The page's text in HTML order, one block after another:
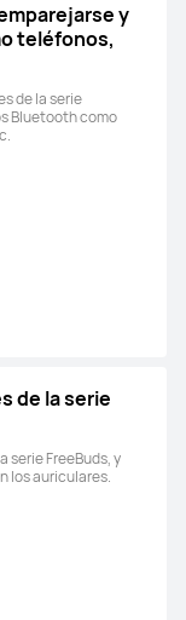
y
teléfonos,
de la serie
Bluetooth como
de la serie
serie FreeBuds, y
los auriculares.